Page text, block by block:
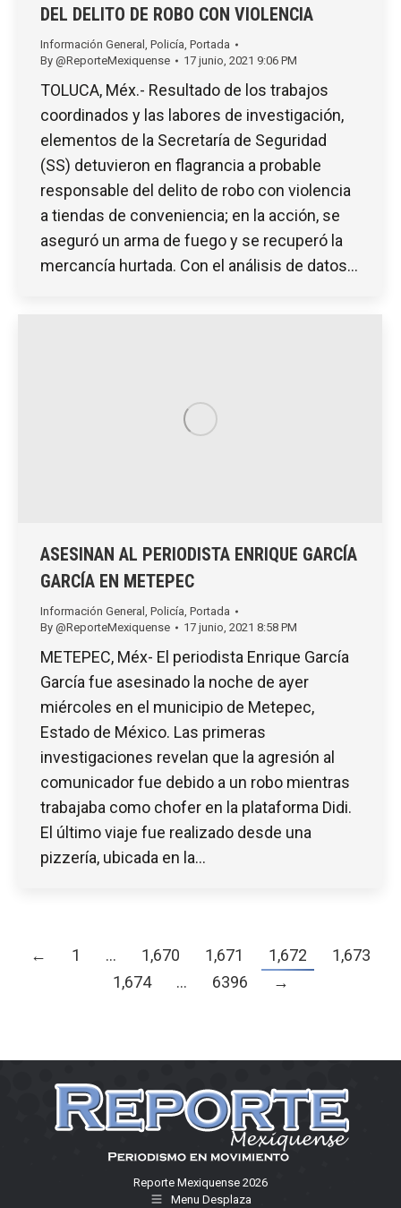
DEL DELITO DE ROBO CON VIOLENCIA
Información General , Policía, Portada
By @ReporteMexiquense 17 junio, 2021 9:06 PM
TOLUCA, Méx.- Resultado de los trabajos
coordinados y las labores de investigación,
elementos de la Secretaría de Seguridad
(SS) detuvieron en flagrancia a probable
responsable del delito de robo con violencia
a tiendas de conveniencia; en la acción, se
aseguró un arma de fuego y se recuperó la
mercancía hurtada. Con el análisis de datos…
ASESINAN AL PERIODISTA ENRIQUE GARCÍA
GARCÍA EN METEPEC
Información General Policía Portada
By @ReporteMexiquense 17 junio, 2021 8:58 PM
METEPEC, Méx- El periodista Enrique García
García fue asesinado la noche de ayer
miércoles en el municipio de Metepec,
Estado de México. Las primeras
investigaciones revelan que la agresión al
comunicador fue debido a un robo mientras
trabajaba como chofer en la plataforma Didi.
El último viaje fue realizado desde una
pizzería, ubicada en la…
← 1 … 1,670 1,671 1,672
1,673
1,674
… 6396 →
Reporte Mexiquense 2026
Menu Desplaza